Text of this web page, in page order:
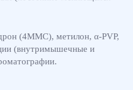
(4ММС), метилон, α-PVP,
(внутримышечные и